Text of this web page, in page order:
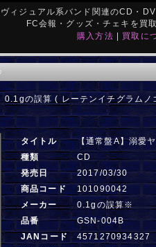
ヴィジュアル系バンド関連のCD・
FC会報・グッズ・チェキを買
購入方法 | 買取に
0.1gの誤算 ( レーテンイチグラムノ
タイトル
【通常盤A】溺愛
種類
CD
発売日
2017/03/30
商品コード
101090042
メーカー
0.1gの誤算※
品番
GSN-004B
JANコード
4571270934327